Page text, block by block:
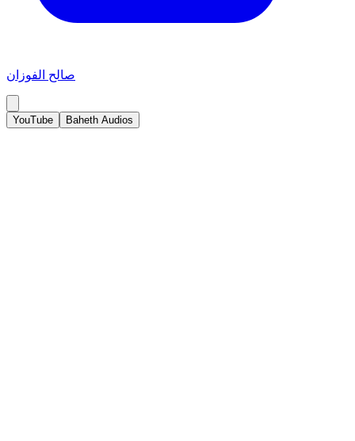
صالح الفوزان
YouTube Baheth Audios